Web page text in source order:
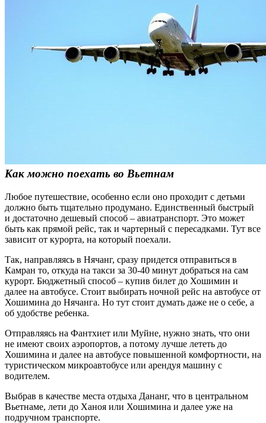
Как можно поехать во Вьетнам
Любое путешествие, особенно если оно проходит с детьми
должно быть тщательно продумано. Единственный быстрый
и достаточно дешевый способ – авиатранспорт. Это может
быть как прямой рейс, так и чартерный с пересадками. Тут все
зависит от курорта, на который поехали.
Так, направляясь в Нячанг, сразу придется отправиться в
Камран то, откуда на такси за 30-40 минут добраться на сам
курорт. Бюджетный способ – купив билет до Хошимин и
далее на автобусе. Стоит выбирать ночной рейс на автобусе от
Хошимина до Нячанга. Но тут стоит думать даже не о себе, а
об удобстве ребенка.
Отправляясь на Фантхиет или Муйне, нужно знать, что они
не имеют своих аэропортов, а потому лучше лететь до
Хошимина и далее на автобусе повышенной комфортности, на
туристическом микроавтобусе или арендуя машину с
водителем.
Выбрав в качестве места отдыха Дананг, что в центральном
Вьетнаме, лети до Ханоя или Хошимина и далее уже на
подручном транспорте.